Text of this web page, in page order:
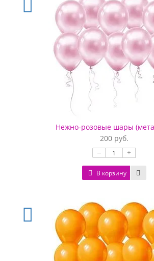
Нежно-розовые шары
200 руб.
– +
В корзину